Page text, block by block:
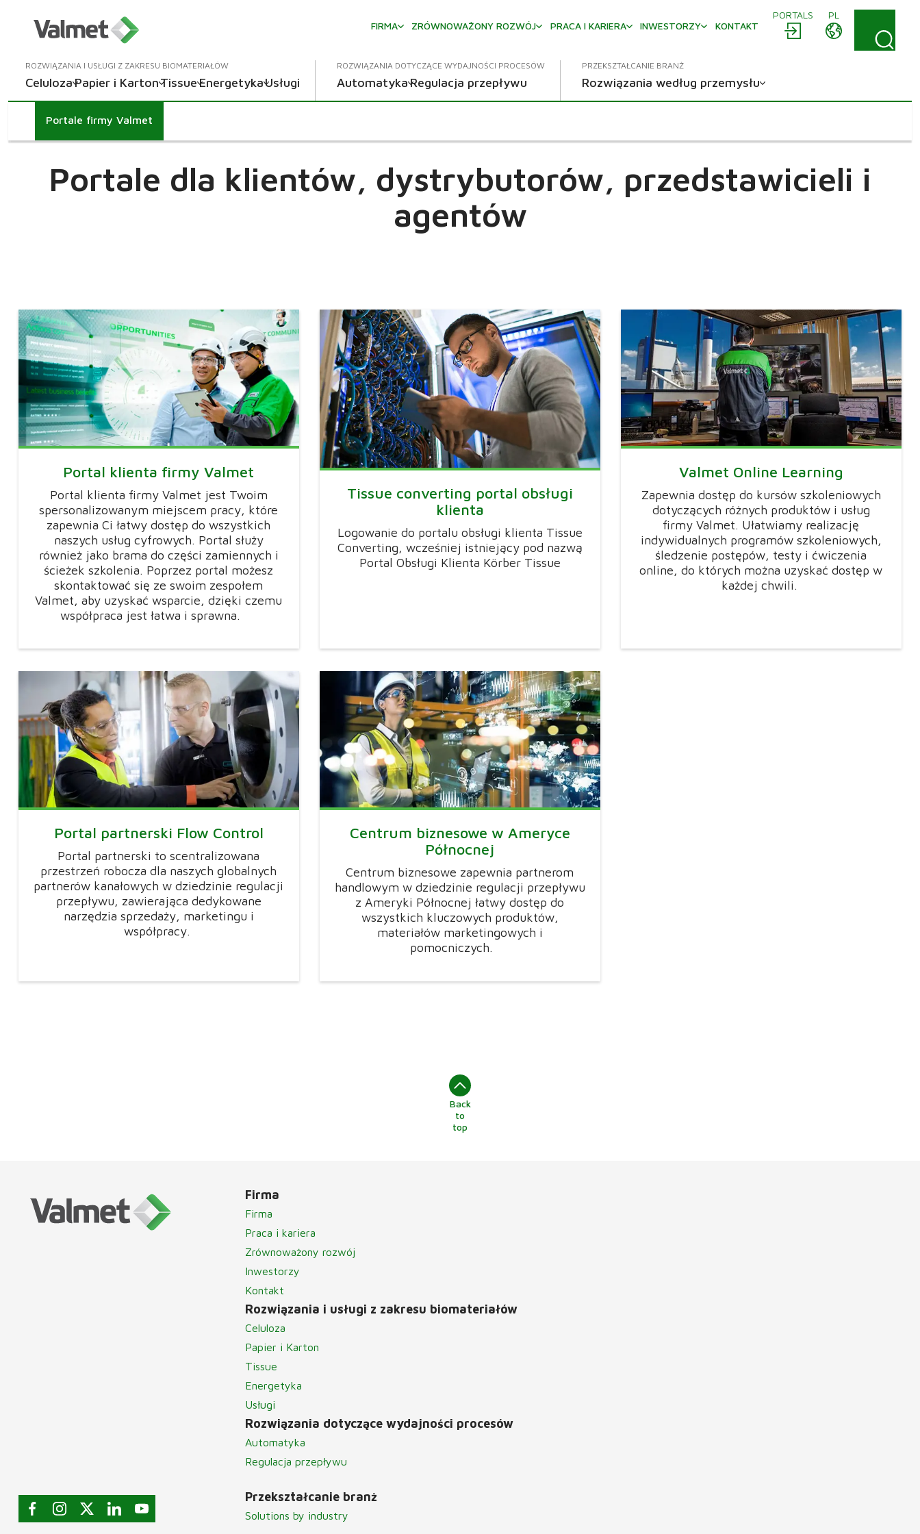
PORTALS
PL
FIRMA
ZRÓWNOWAŻONY ROZWÓJ PRACA I KARIERA INWESTORZY KONTAKT
ROZWIĄZANIA I USŁUGI Z ZAKRESU BIOMATERIAŁÓW
CelulozaPapier i KartonTissueEnergetykaUsługi
ROZWIĄZANIA DOTYCZĄCE WYDAJNOŚCI PROCESÓW
AutomatykaRegulacja przepływu
PRZEKSZTAŁCANIE BRANŻ
Rozwiązania według przemysłu
Portale firmy Valmet
Portale dla klientów, dystrybutorów, przedstawicieli i
agentów
Portal klienta firmy Valmet
Portal klienta firmy Valmet jest Twoim
spersonalizowanym miejscem pracy, które
zapewnia Ci łatwy dostęp do wszystkich
naszych usług cyfrowych. Portal służy
również jako brama do części zamiennych i
ścieżek szkolenia. Poprzez portal możesz
skontaktować się ze swoim zespołem
Valmet, aby uzyskać wsparcie, dzięki czemu
współpraca jest łatwa i sprawna.
Tissue converting portal obsługi
klienta
Logowanie do portalu obsługi klienta Tissue
Converting, wcześniej istniejący pod nazwą
Portal Obsługi Klienta Körber Tissue
Valmet Online Learning
Zapewnia dostęp do kursów szkoleniowych
dotyczących różnych produktów i usług
firmy Valmet. Ułatwiamy realizację
indywidualnych programów szkoleniowych,
śledzenie postępów, testy i ćwiczenia
online, do których można uzyskać dostęp w
każdej chwili.
Portal partnerski Flow Control
Portal partnerski to scentralizowana
przestrzeń robocza dla naszych globalnych
partnerów kanałowych w dziedzinie regulacji
przepływu, zawierająca dedykowane
narzędzia sprzedaży, marketingu i
współpracy.
Centrum biznesowe w Ameryce
Północnej
Centrum biznesowe zapewnia partnerom
handlowym w dziedzinie regulacji przepływu
z Ameryki Północnej łatwy dostęp do
wszystkich kluczowych produktów,
materiałów marketingowych i
pomocniczych.
Back
to
top
Firma
Firma
Praca i kariera
Zrównoważony rozwój
Inwestorzy
Kontakt
Rozwiązania i usługi z zakresu biomateriałów
Celuloza
Papier i Karton
Tissue
Energetyka
Usługi
Rozwiązania dotyczące wydajności procesów
Automatyka
Regulacja przepływu
Przekształcanie branż
Solutions by industry